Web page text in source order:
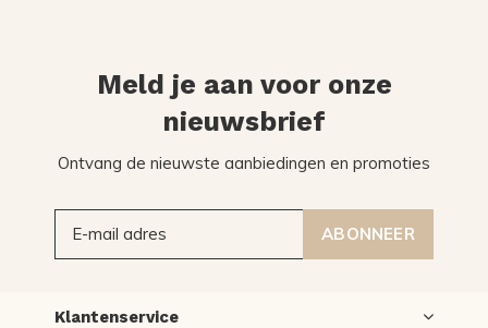
Meld je aan voor onze
nieuwsbrief
Ontvang de nieuwste aanbiedingen en promoties
ABONNEER
Klantenservice